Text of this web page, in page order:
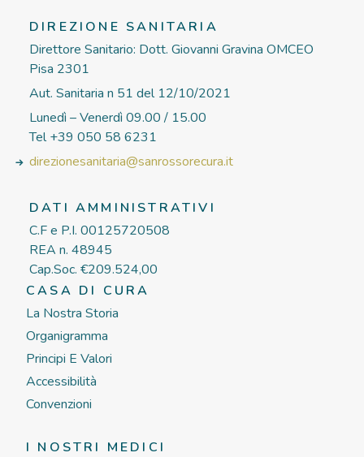
DIREZIONE SANITARIA
Direttore Sanitario: Dott. Giovanni Gravina OMCEO
Pisa 2301
Aut. Sanitaria n 51 del 12/10/2021
Lunedì – Venerdì 09.00 / 15.00
Tel +39 050 58 6231
direzionesanitaria@sanrossorecura.it
DATI AMMINISTRATIVI
C.F e P.I. 00125720508
REA n. 48945
Cap.Soc. €209.524,00
CASA DI CURA
La Nostra Storia
Organigramma
Principi E Valori
Accessibilità
Convenzioni
I NOSTRI MEDICI